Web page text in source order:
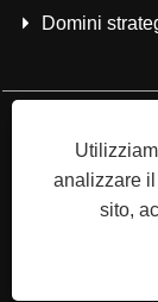
Domini
analizzare
sito,